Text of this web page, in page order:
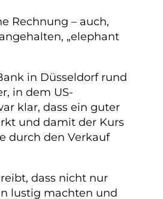
Rechnung – auch,
„elephant
in Düsseldorf rund
in dem US-
klar, dass ein guter
und damit der Kurs
durch den Verkauf
dass nicht nur
lustig machten und